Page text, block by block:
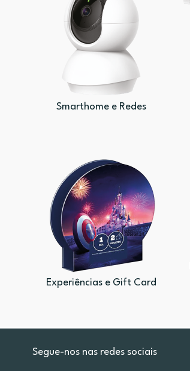
Smarthome e Redes
Experiências e Gift Card
Segue-nos nas redes sociais